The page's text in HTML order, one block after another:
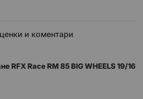
съединители
предната регистрационна
за старт и стоп към решетките,
и коментари
RFX Race RM 85 BIG WHEELS 19/16